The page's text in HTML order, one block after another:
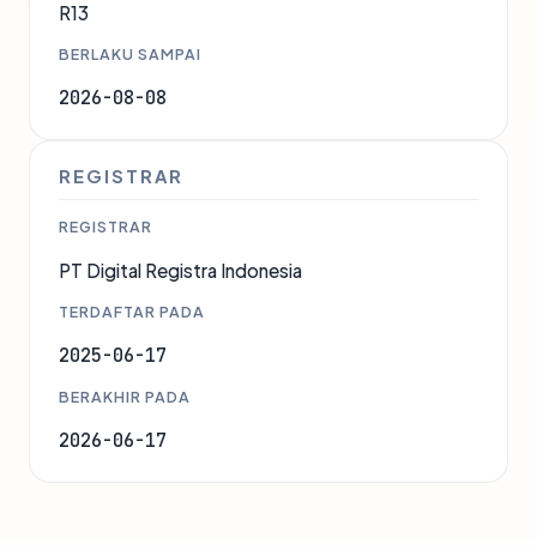
R13
BERLAKU SAMPAI
2026-08-08
REGISTRAR
REGISTRAR
PT Digital Registra Indonesia
TERDAFTAR PADA
2025-06-17
BERAKHIR PADA
2026-06-17